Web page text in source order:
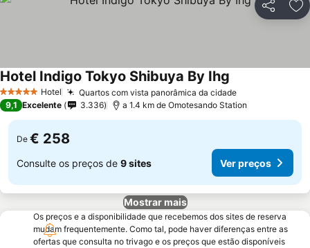
Partilhar
5 Estrelas Hotel Quartos com vista panorâmica da cidadeVer preços
Hotel Indigo Tokyo Shibuya By Ihg
9,1 Excelente 3.336 a 1.4 km de Omotesando Station
De € 258
Consulte os preços de 9 sites Ver preços
Mostrar mais
Os preços e a disponibilidade que recebemos dos sites de reserva
mudam frequentemente. Como tal, pode haver diferenças entre as
ofertas que consulta no trivago e os preços que estão disponíveis